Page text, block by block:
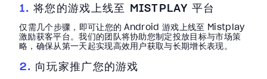
1. 将您的游戏上线至 MISTPLAY 平台
仅需几个步骤，即可让您的 Android 游戏上线至 Mistplay
激励获客平台。我们的团队将协助您制定投放目标与市场策
略，确保从第一天起实现高效用户获取与长期增长表现。
2. 向玩家推广您的游戏